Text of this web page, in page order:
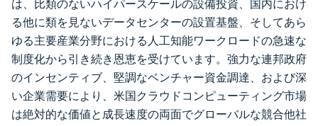
は、比類のないハイパースケールの設備投資、国内におけ
る他に類を見ないデータセンターの設置基盤、そしてあら
ゆる主要産業分野における人工知能ワークロードの急速な
制度化から引き続き恩恵を受けています。強力な連邦政府
のインセンティブ、堅調なベンチャー資金調達、および深
い企業需要により、米国クラウドコンピューティング市場
は絶対的な価値と成長速度の両面でグローバルな競合他社